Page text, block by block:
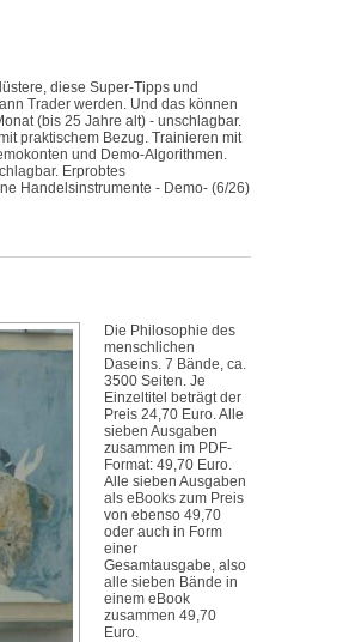
diese Super-Tipps und
Trader werden. Und das können
(bis 25 Jahre alt) - unschlagbar.
praktischem Bezug. Trainieren mit
und Demo-Algorithmen.
Erprobtes
Handelsinstrumente - Demo- (6/26)
Die Philosophie des
menschlichen
Daseins. 7 Bände, ca.
3500 Seiten. Je
Einzeltitel beträgt der
Preis 24,70 Euro. Alle
sieben Ausgaben
zusammen im PDF-
Format: 49,70 Euro.
Alle sieben Ausgaben
als eBooks zum Preis
von ebenso 49,70
oder auch in Form
einer
Gesamtausgabe, also
alle sieben Bände in
einem eBook
zusammen 49,70
Euro.